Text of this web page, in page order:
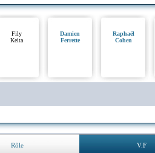
Fily
Keita
Damien
Ferrette
Raphaël
Cohen
Rôle V.F